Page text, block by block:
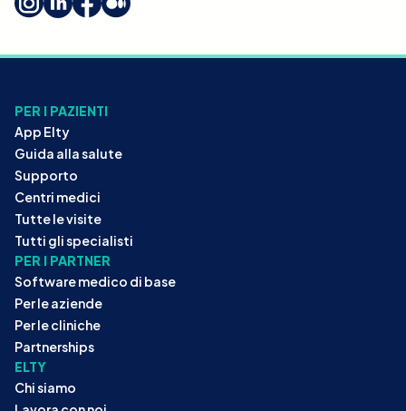
PER I PAZIENTI
App Elty
Guida alla salute
Supporto
Centri medici
Tutte le visite
Tutti gli specialisti
PER I PARTNER
Software medico di base
Per le aziende
Per le cliniche
Partnerships
ELTY
Chi siamo